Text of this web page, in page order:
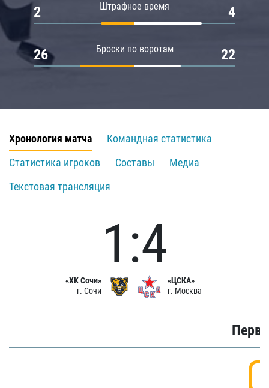
Штрафное время
2 4
Броски по воротам
26 22
Хронология матча
Командная статистика
Статистика игроков
Составы
Медиа
Текстовая трансляция
«ХК Сочи»
г. Сочи
1:4
«ЦСКА»
г. Москва